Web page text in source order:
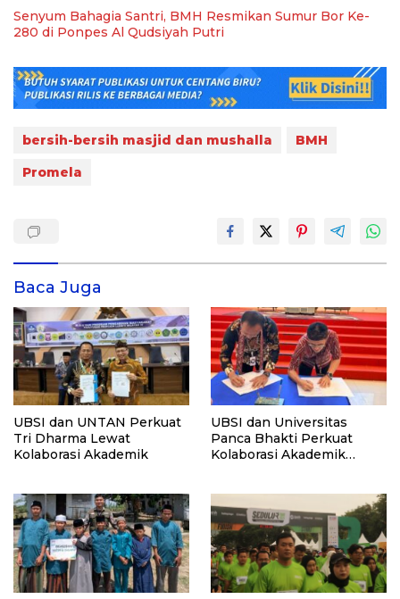
Senyum Bahagia Santri, BMH Resmikan Sumur Bor Ke-
280 di Ponpes Al Qudsiyah Putri
bersih-bersih masjid dan mushalla
BMH
Promela
Baca Juga
UBSI dan UNTAN Perkuat
Tri Dharma Lewat
Kolaborasi Akademik
UBSI dan Universitas
Panca Bhakti Perkuat
Kolaborasi Akademik